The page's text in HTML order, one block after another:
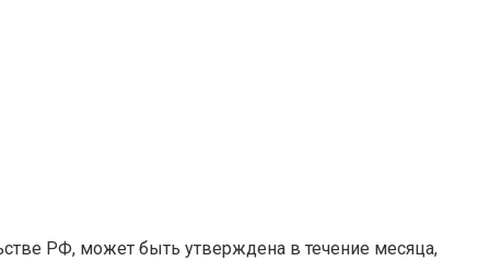
РФ, может быть утверждена в течение месяца,